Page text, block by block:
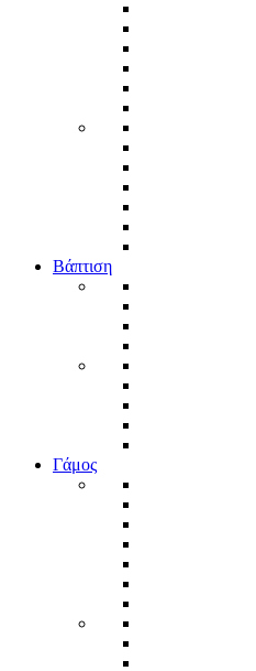
Βάπτιση
Γάμος